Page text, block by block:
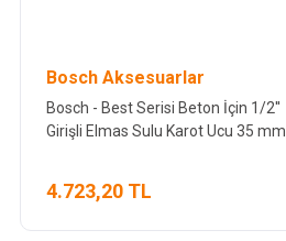
Bosch Aksesuarlar
Bosch - Best Serisi Beton İçin 1/2''
Girişli Elmas Sulu Karot Ucu 35 mm
4.723,20 TL